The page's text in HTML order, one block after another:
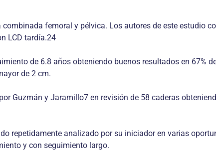
femoral y pélvica. Los autores de este estudio
LCD tardía.24
de 6.8 años obteniendo buenos resultados en 67%
de 2 cm.
Guzmán y Jaramillo7 en revisión de 58 caderas
repetidamente analizado por su iniciador en varias
y con seguimiento largo.